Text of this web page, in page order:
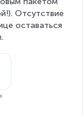
Отсутствие
оставаться